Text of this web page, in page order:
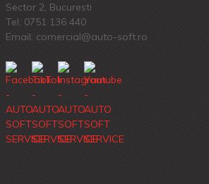
Sector 2, Bucuresti
Tel: 0751 136 440
Email: comercial@auto-soft.ro